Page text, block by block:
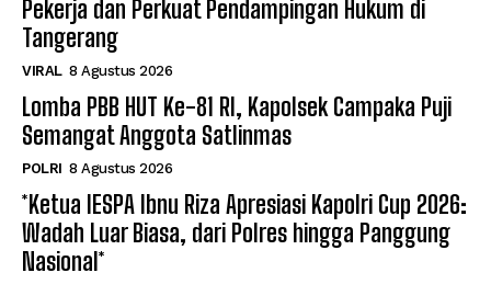
Pekerja dan Perkuat Pendampingan Hukum di
Tangerang
VIRAL 8 Agustus 2026
Lomba PBB HUT Ke-81 RI, Kapolsek Campaka Puji
Semangat Anggota Satlinmas
POLRI 8 Agustus 2026
*Ketua IESPA Ibnu Riza Apresiasi Kapolri Cup 2026:
Wadah Luar Biasa, dari Polres hingga Panggung
Nasional*